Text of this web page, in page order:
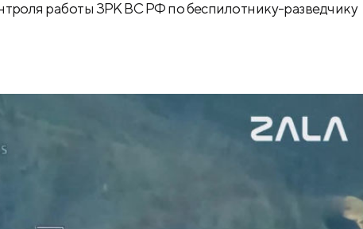
работы ЗРК ВС РФ по беспилотнику-разведчику